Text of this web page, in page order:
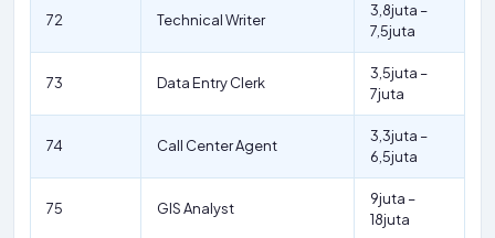
72 Technical Writer
3,8juta –
7,5juta
73 Data Entry Clerk
3,5juta –
7juta
74 Call Center Agent
3,3juta –
6,5juta
75 GIS Analyst
9juta –
18juta